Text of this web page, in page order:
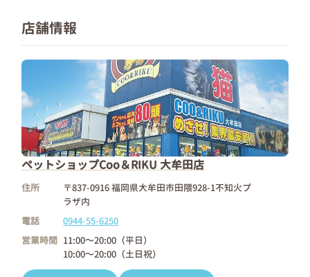
店舗情報
ペットショップCoo＆RIKU 大牟田店
住所
〒837-0916 福岡県大牟田市田隈928-1不知火プ
ラザ内
電話
0944-55-6250
営業時間 11:00～20:00（平日）
10:00～20:00（土日祝）